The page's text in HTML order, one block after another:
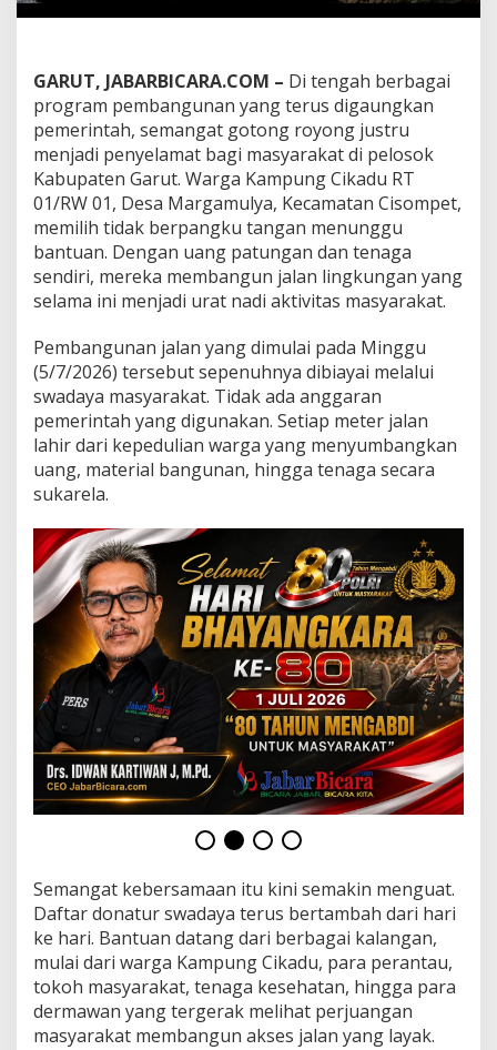
e
n
g
h
u
b
u
n
g
D
u
a
e
s
a
D
i
b
a
u
d
a
r
i
U
a
t
u
a
W
a
r
g
a
GARUT, JABARBICARA.COM – Di tengah berbagai
program pembangunan yang terus digaungkan
pemerintah, semangat gotong royong justru
menjadi penyelamat bagi masyarakat di pelosok
Kabupaten Garut. Warga Kampung Cikadu RT
01/RW 01, Desa Margamulya, Kecamatan Cisompet,
memilih tidak berpangku tangan menunggu
bantuan. Dengan uang patungan dan tenaga
sendiri, mereka membangun jalan lingkungan yang
selama ini menjadi urat nadi aktivitas masyarakat.
Pembangunan jalan yang dimulai pada Minggu
(5/7/2026) tersebut sepenuhnya dibiayai melalui
swadaya masyarakat. Tidak ada anggaran
pemerintah yang digunakan. Setiap meter jalan
lahir dari kepedulian warga yang menyumbangkan
uang, material bangunan, hingga tenaga secara
sukarela.
Semangat kebersamaan itu kini semakin menguat.
Daftar donatur swadaya terus bertambah dari hari
ke hari. Bantuan datang dari berbagai kalangan,
mulai dari warga Kampung Cikadu, para perantau,
tokoh masyarakat, tenaga kesehatan, hingga para
dermawan yang tergerak melihat perjuangan
masyarakat membangun akses jalan yang layak.